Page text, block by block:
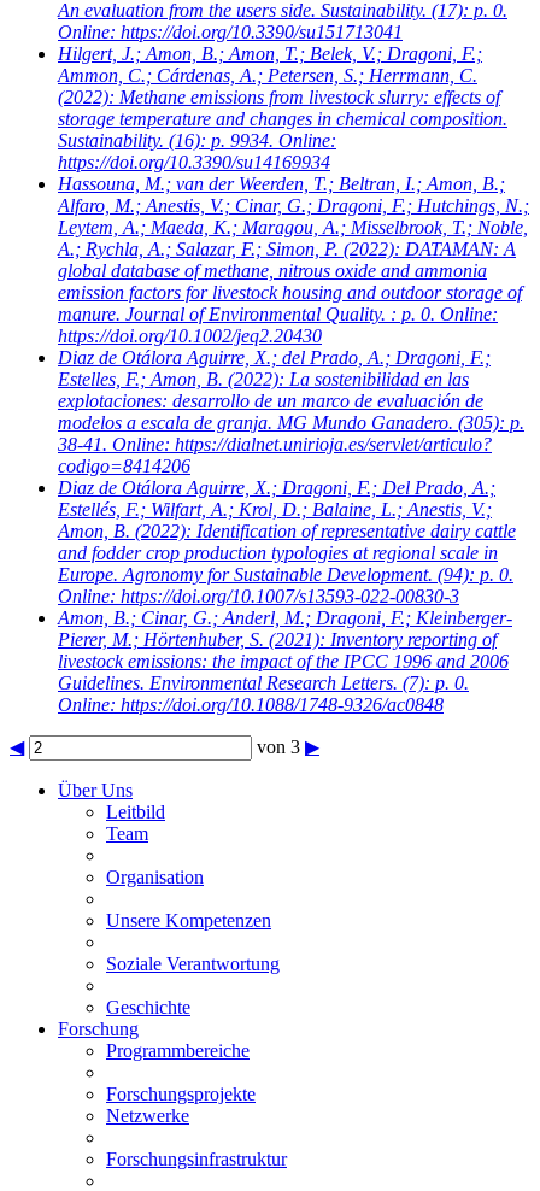
An evaluation from the users side. Sustainability. (17): p. 0.
Online: https://doi.org/10.3390/su151713041
Hilgert, J.; Amon, B.; Amon, T.; Belek, V.; Dragoni, F.;
Ammon, C.; Cárdenas, A.; Petersen, S.; Herrmann, C.
(2022): Methane emissions from livestock slurry: effects of
storage temperature and changes in chemical composition.
Sustainability. (16): p. 9934. Online:
https://doi.org/10.3390/su14169934
Hassouna, M.; van der Weerden, T.; Beltran, I.; Amon, B.;
Alfaro, M.; Anestis, V.; Cinar, G.; Dragoni, F.; Hutchings, N.;
Leytem, A.; Maeda, K.; Maragou, A.; Misselbrook, T.; Noble,
A.; Rychla, A.; Salazar, F.; Simon, P. (2022): DATAMAN: A
global database of methane, nitrous oxide and ammonia
emission factors for livestock housing and outdoor storage of
manure. Journal of Environmental Quality. : p. 0. Online:
https://doi.org/10.1002/jeq2.20430
Diaz de Otálora Aguirre, X.; del Prado, A.; Dragoni, F.;
Estelles, F.; Amon, B. (2022): La sostenibilidad en las
explotaciones: desarrollo de un marco de evaluación de
modelos a escala de granja. MG Mundo Ganadero. (305): p.
38-41. Online: https://dialnet.unirioja.es/servlet/articulo?
codigo=8414206
Diaz de Otálora Aguirre, X.; Dragoni, F.; Del Prado, A.;
Estellés, F.; Wilfart, A.; Krol, D.; Balaine, L.; Anestis, V.;
Amon, B. (2022): Identification of representative dairy cattle
and fodder crop production typologies at regional scale in
Europe. Agronomy for Sustainable Development. (94): p. 0.
Online: https://doi.org/10.1007/s13593-022-00830-3
Amon, B.; Cinar, G.; Anderl, M.; Dragoni, F.; Kleinberger-
Pierer, M.; Hörtenhuber, S. (2021): Inventory reporting of
livestock emissions: the impact of the IPCC 1996 and 2006
Guidelines. Environmental Research Letters. (7): p. 0.
Online: https://doi.org/10.1088/1748-9326/ac0848
◀ von 3 ▶
Über Uns
Leitbild
Team
Organisation
Unsere Kompetenzen
Soziale Verantwortung
Geschichte
Forschung
Programmbereiche
Forschungsprojekte
Netzwerke
Forschungsinfrastruktur